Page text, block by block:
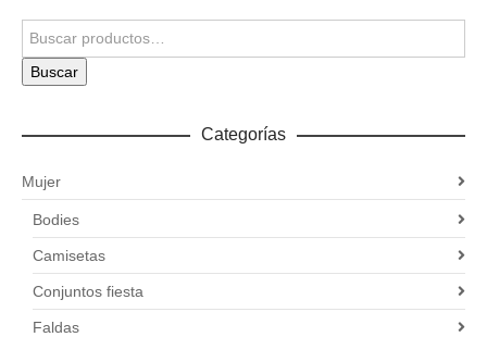
Buscar
Categorías
Mujer
Bodies
Camisetas
Conjuntos fiesta
Faldas